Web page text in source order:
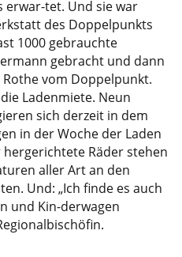
erwar-tet. Und sie war
des Doppelpunkts
1000 gebrauchte
gebracht und dann
vom Doppelpunkt.
Ladenmiete. Neun
sich derzeit in dem
in der Woche der Laden
Räder stehen
aller Art an den
Und: „Ich finde es auch
und Kin-derwagen